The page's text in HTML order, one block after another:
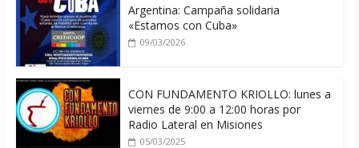
Argentina: Campaña solidaria
«Estamos con Cuba»
09/03/2026
CON FUNDAMENTO KRIOLLO: lunes a
viernes de 9:00 a 12:00 horas por
Radio Lateral en Misiones
05/03/2025